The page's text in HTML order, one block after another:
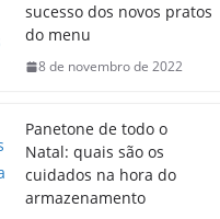
sucesso dos novos pratos
do menu
8 de novembro de 2022
Panetone de todo o
Natal: quais são os
cuidados na hora do
armazenamento